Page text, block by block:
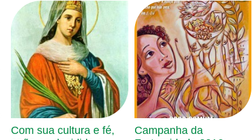
Com sua cultura e fé,
Campanha da